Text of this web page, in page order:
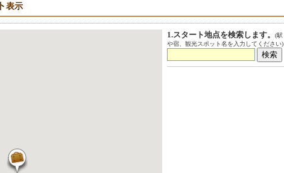
表示
1.スタート地点を検索します。
(駅
や宿、観光スポット名を入力してください)